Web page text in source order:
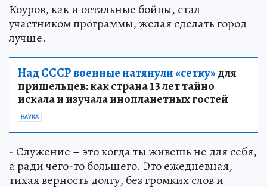
Коуров, как и остальные бойцы, стал
участником программы, желая сделать город
лучше.
Над СССР военные натянули «сетку»для
пришельцев: как страна 13 лет тайно
искала и изучала инопланетных гостей
НАУКА
- Служение – это когда ты живешь не для себя,
а ради чего-то большего. Это ежедневная,
тихая верность долгу, без громких слов и